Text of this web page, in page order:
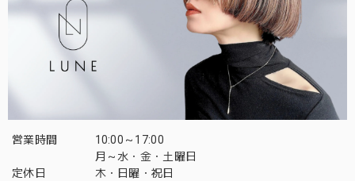
営業時間
10:00～17:00
月～水・金・土曜日
定休日
木・日曜・祝日